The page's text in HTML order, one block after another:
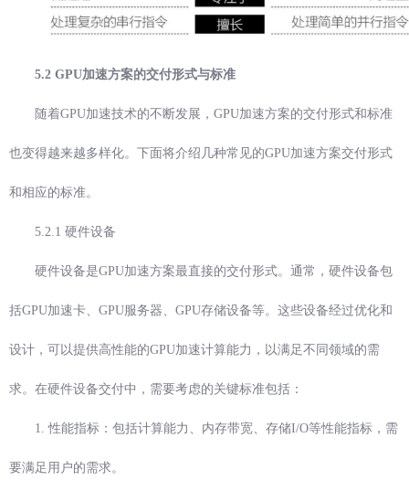
5.2 GPU加速方案的交付形式与标准
随着GPU加速技术的不断发展，GPU加速方案的交付形式和标准
也变得越来越多样化。下面将介绍几种常见的GPU加速方案交付形式
和相应的标准。
5.2.1 硬件设备
硬件设备是GPU加速方案最直接的交付形式。通常，硬件设备包
括GPU加速卡、GPU服务器、GPU存储设备等。这些设备经过优化和
设计，可以提供高性能的GPU加速计算能力，以满足不同领域的需
求。在硬件设备交付中，需要考虑的关键标准包括：
1. 性能指标：包括计算能力、内存带宽、存储I/O等性能指标，需
要满足用户的需求。